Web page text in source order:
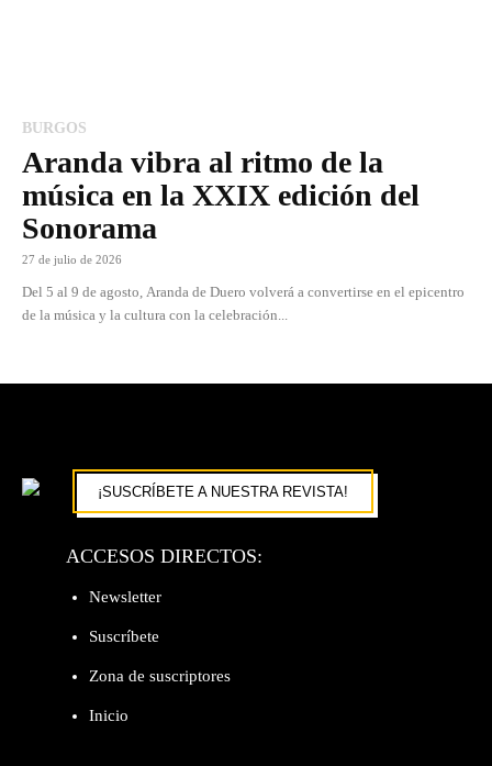
BURGOS
Aranda vibra al ritmo de la
música en la XXIX edición del
Sonorama
27 de julio de 2026
Del 5 al 9 de agosto, Aranda de Duero volverá a convertirse en el epicentro
de la música y la cultura con la celebración...
¡SUSCRÍBETE A NUESTRA REVISTA!
ACCESOS DIRECTOS:
Newsletter
Suscríbete
Zona de suscriptores
Inicio